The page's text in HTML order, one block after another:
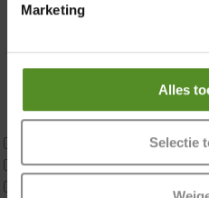
Marketing
Alles
Selectie
2 personen split
Materiaal
Traagschuim
Tweepersoons 1 kern
Tweepersoons 1 kern